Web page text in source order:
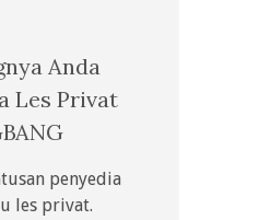
Anda
Les Privat
penyedia
les privat.